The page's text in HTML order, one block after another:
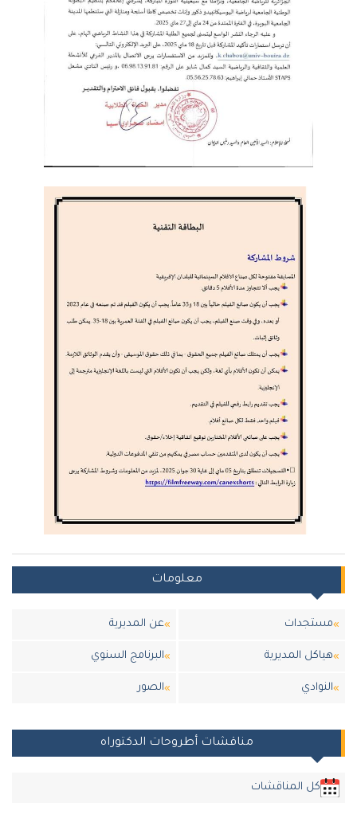
معلومات
مستجدات عن المديرية
هياكل المديرية البرنامج السنوي
النوادي الصور
مناقشات أطروحات الدكتوراه
كل المناقشات